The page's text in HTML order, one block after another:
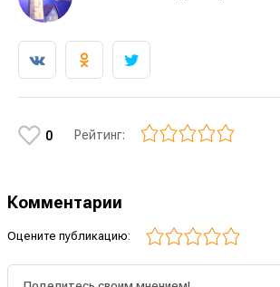
0 Рейтинг:
Комментарии
Оцените публикацию: